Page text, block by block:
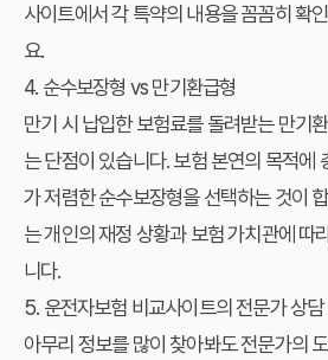
사이트에서 각 특약의 내용을 꼼꼼히 확
요.
4. 순수보장형 vs 만기환급형
만기 시 납입한 보험료를 돌려받는 만기
는 단점이 있습니다. 보험 본연의 목적에
가 저렴한 순수보장형을 선택하는 것이
는 개인의 재정 상황과 보험 가치관에 따
니다.
5. 운전자보험 비교사이트의 전문가 상
아무리 정보를 많이 찾아봐도 전문가의